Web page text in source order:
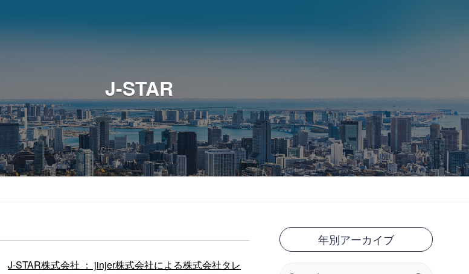
J-STAR
J-STAR株式会社 ： jinjer株式会社による株式会社タレ
年別アーカイブ